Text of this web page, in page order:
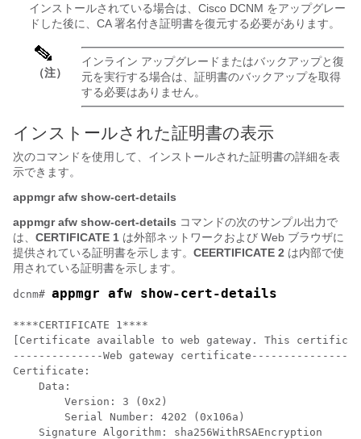
インストールされている場合は、Cisco DCNM をアップグレー
ドした後に、CA 署名付き証明書を復元する必要があります。
（注）
インライン アップグレードまたはバックアップと復
元を実行する場合は、証明書のバックアップを取得
する必要はありません。
インストールされた証明書の表示
次のコマンドを使用して、インストールされた証明書の詳細を表
示できます。
appmgr afw show-cert-details
appmgr afw show-cert-details コマンドの次のサンプル出力で
は、 CERTIFICATE 1 は外部ネットワークおよび Web ブラウザに
提供されている証明書を示します。 CEERTIFICATE 2 は内部で使
用されている証明書を示します。
dcnm# appmgr afw show-cert-details
****CERTIFICATE 1****
[Certificate available to web gateway. This
--------------Web gateway
Certificate:
    Data:
        Version: 3 (0x2)
        Serial Number: 4202 (0x106a)
    Signature Algorithm: sha256WithRSAEncryption